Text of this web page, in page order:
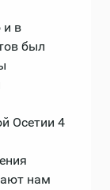
и в
был
Осетии 4
нам